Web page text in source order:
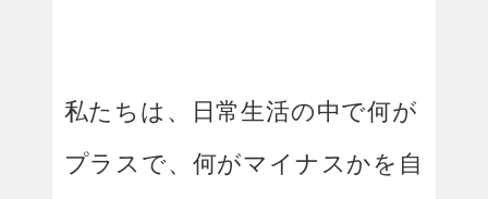
私たちは、日常生活の中で何が
プラスで、何がマイナスかを自